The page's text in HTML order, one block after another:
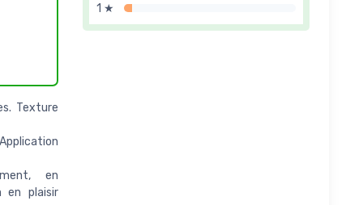
1 ★
Texture
en
en plaisir